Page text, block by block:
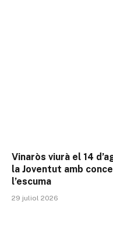
Vinaròs viurà el 14
la Joventut amb
l’escuma
29 juliol 2026